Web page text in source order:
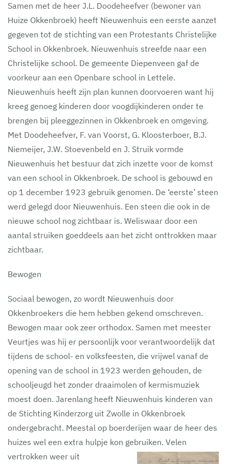
Samen met de heer J.L. Doodeheefver (bewoner van
Huize Okkenbroek) heeft Nieuwenhuis een eerste aanzet
gegeven tot de stichting van een Protestants Christelijke
School in Okkenbroek. Nieuwenhuis streefde naar een
Christelijke school. De gemeente Diepenveen gaf de
voorkeur aan een Openbare school in Lettele.
Nieuwenhuis heeft zijn plan kunnen doorvoeren want hij
kreeg genoeg kinderen door voogdijkinderen onder te
brengen bij pleeggezinnen in Okkenbroek en omgeving.
Met Doodeheefver, F. van Voorst, G. Kloosterboer, B.J.
Niemeijer, J.W. Stoevenbeld en J. Struik vormde
Nieuwenhuis het bestuur dat zich inzette voor de komst
van een school in Okkenbroek. De school is gebouwd en
op 1 december 1923 gebruik genomen. De ‘eerste’ steen
werd gelegd door Nieuwenhuis. Een steen die ook in de
nieuwe school nog zichtbaar is. Weliswaar door een
aantal struiken goeddeels aan het zicht onttrokken maar
zichtbaar.
Bewogen
Sociaal bewogen, zo wordt Nieuwenhuis door
Okkenbroekers die hem hebben gekend omschreven.
Bewogen maar ook zeer orthodox. Samen met meester
Veurtjes was hij er persoonlijk voor verantwoordelijk dat
tijdens de school- en volksfeesten, die vrijwel vanaf de
opening van de school in 1923 werden gehouden, de
schooljeugd het zonder draaimolen of kermismuziek
moest doen. Jarenlang heeft Nieuwenhuis kinderen van
de Stichting Kinderzorg uit Zwolle in Okkenbroek
ondergebracht. Meestal op boerderijen waar de heer des
huizes wel een extra hulpje kon gebruiken. Velen
vertrokken weer uit